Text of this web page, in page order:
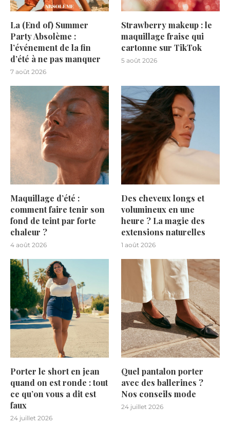
La (End of) Summer
Party Absolème :
l’événement de la fin
d’été à ne pas manquer
7 août 2026
Strawberry makeup : le
maquillage fraise qui
cartonne sur TikTok
5 août 2026
Maquillage d’été :
comment faire tenir son
fond de teint par forte
chaleur ?
4 août 2026
Des cheveux longs et
volumineux en une
heure ? La magie des
extensions naturelles
1 août 2026
Porter le short en jean
quand on est ronde : tout
ce qu’on vous a dit est
faux
24 juillet 2026
Quel pantalon porter
avec des ballerines ?
Nos conseils mode
24 juillet 2026